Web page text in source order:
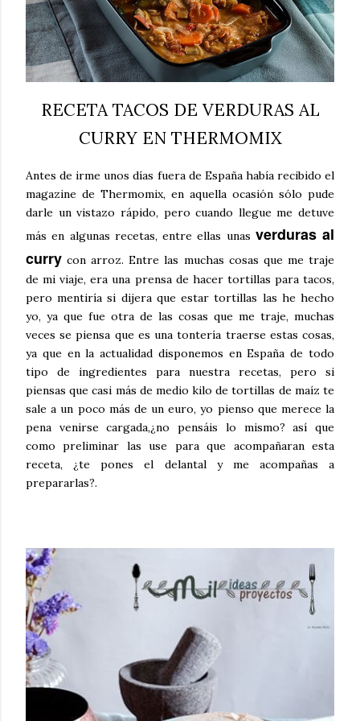
RECETA TACOS DE VERDURAS AL
CURRY EN THERMOMIX
Antes de irme unos días fuera de España había recibido el
magazine de Thermomix, en aquella ocasión sólo pude
darle un vistazo rápido, pero cuando llegue me detuve
más en algunas recetas, entre ellas unas verduras al
curry con arroz. Entre las muchas cosas que me traje
de mi viaje, era una prensa de hacer tortillas para tacos,
pero mentiría si dijera que estar tortillas las he hecho
yo, ya que fue otra de las cosas que me traje, muchas
veces se piensa que es una tontería traerse estas cosas,
ya que en la actualidad disponemos en España de todo
tipo de ingredientes para nuestra recetas, pero si
piensas que casi más de medio kilo de tortillas de maíz te
sale a un poco más de un euro, yo pienso que merece la
pena venirse cargada,¿no pensáis lo mismo? así que
como preliminar las use para que acompañaran esta
receta, ¿te pones el delantal y me acompañas a
prepararlas?.